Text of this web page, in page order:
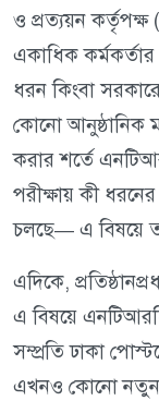
ও প্রত্যয়ন কর্তৃপক্ষ
একাধিক
ধরন কিংবা
কোনো আনুষ্ঠানিক
করার শর্তে
পরীক্ষায় কী
চলছে— এ বিষয়ে
এদিকে,
এ বিষয়ে
সম্প্রতি ঢাকা
এখনও কোনো নতুন